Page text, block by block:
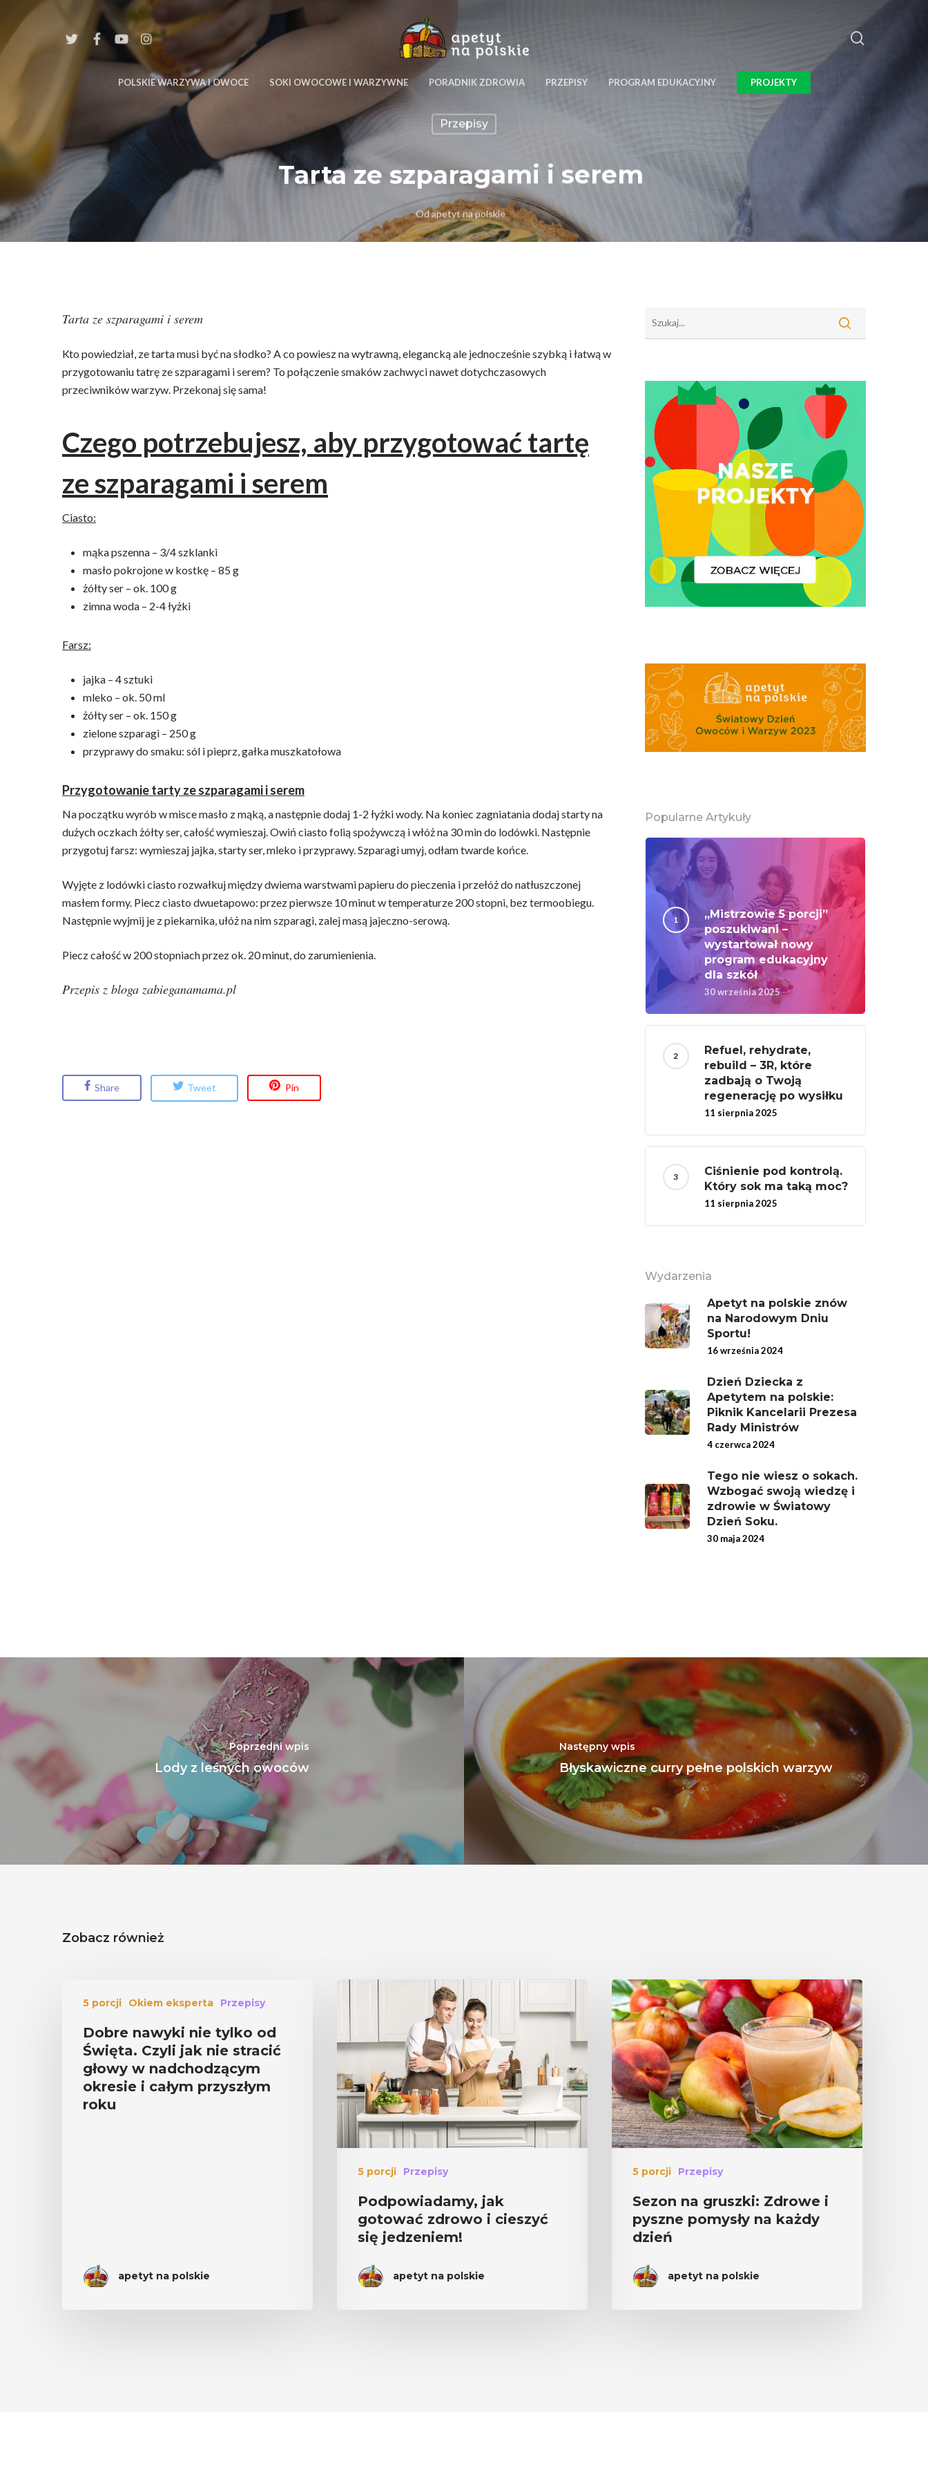
POLSKIE WARZYWA I OWOCE SOKI OWOCOWE I WARZYWNE PORADNIK ZDROWIA PRZEPISY PROGRAM EDUKACYJNY PROJEKTY
Przepisy
Tarta ze szparagami i serem
Odapetyt na polskie
Tarta ze szparagami i serem
Kto powiedział, ze tarta musi być na słodko? A co powiesz na wytrawną, elegancką ale jednocześnie szybką i łatwą w
przygotowaniu tatrę ze szparagami i serem? To połączenie smaków zachwyci nawet dotychczasowych
przeciwników warzyw. Przekonaj się sama!
Czego potrzebujesz, aby przygotować tartę
ze szparagami i serem
Ciasto:
mąka pszenna – 3/4 szklanki
masło pokrojone w kostkę – 85 g
żółty ser – ok. 100 g
zimna woda – 2-4 łyżki
Farsz:
jajka – 4 sztuki
mleko – ok. 50 ml
żółty ser – ok. 150 g
zielone szparagi – 250 g
przyprawy do smaku: sól i pieprz, gałka muszkatołowa
Przygotowanie tarty ze szparagami i serem
Na początku wyrób w misce masło z mąką, a następnie dodaj 1-2 łyżki wody. Na koniec zagniatania dodaj starty na
dużych oczkach żółty ser, całość wymieszaj. Owiń ciasto folią spożywczą i włóż na 30 min do lodówki. Następnie
przygotuj farsz: wymieszaj jajka, starty ser, mleko i przyprawy. Szparagi umyj, odłam twarde końce.
Wyjęte z lodówki ciasto rozwałkuj między dwiema warstwami papieru do pieczenia i przełóż do natłuszczonej
masłem formy. Piecz ciasto dwuetapowo: przez pierwsze 10 minut w temperaturze 200 stopni, bez termoobiegu.
Następnie wyjmij je z piekarnika, ułóż na nim szparagi, zalej masą jajeczno-serową.
Piecz całość w 200 stopniach przez ok. 20 minut, do zarumienienia.
Przepis z bloga zabieganamama.pl
Share Tweet Pin
Popularne Artykuły
„Mistrzowie 5 porcji”
poszukiwani –
wystartował nowy
program edukacyjny
dla szkół
30 września 2025
Refuel, rehydrate,
rebuild – 3R, które
zadbają o Twoją
regenerację po wysiłku
11 sierpnia 2025
Ciśnienie pod kontrolą.
Który sok ma taką moc?
11 sierpnia 2025
Wydarzenia
Apetyt na polskie znów
na Narodowym Dniu
Sportu!
16 września 2024
Dzień Dziecka z
Apetytem na polskie:
Piknik Kancelarii Prezesa
Rady Ministrów
4 czerwca 2024
Tego nie wiesz o sokach.
Wzbogać swoją wiedzę i
zdrowie w Światowy
Dzień Soku.
30 maja 2024
Poprzedni wpis
Lody z leśnych owoców
Następny wpis
Błyskawiczne curry pełne polskich warzyw
Zobacz również
5 porcji Okiem eksperta Przepisy
Dobre nawyki nie tylko od
Święta. Czyli jak nie stracić
głowy w nadchodzącym
okresie i całym przyszłym
roku
apetyt na polskie
5 porcji Przepisy
Podpowiadamy, jak
gotować zdrowo i cieszyć
się jedzeniem!
apetyt na polskie
5 porcji Przepisy
Sezon na gruszki: Zdrowe i
pyszne pomysły na każdy
dzień
apetyt na polskie